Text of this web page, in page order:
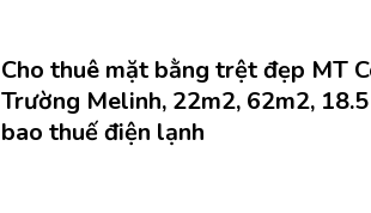
Cho thuê mặt bằng trệt đẹp MT
Trường Melinh, 22m2, 62m2,
bao thuế điện lạnh